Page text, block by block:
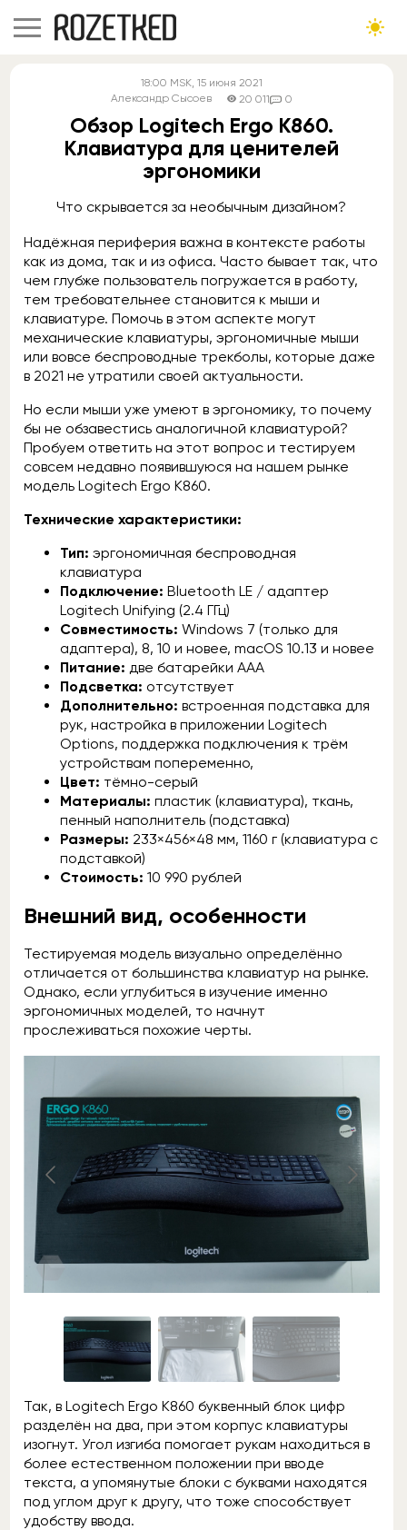
18:00 MSK, 15 июня 2021
Александр Сысоев
20 011 0
Обзор Logitech Ergo K860.
Клавиатура для ценителей
эргономики
Что скрывается за необычным дизайном?
Надёжная периферия важна в контексте работы
как из дома, так и из офиса. Часто бывает так, что
чем глубже пользователь погружается в работу,
тем требовательнее становится к мыши и
клавиатуре. Помочь в этом аспекте могут
механические клавиатуры, эргономичные мыши
или вовсе беспроводные трекболы, которые даже
в 2021 не утратили своей актуальности.
Но если мыши уже умеют в эргономику, то почему
бы не обзавестись аналогичной клавиатурой?
Пробуем ответить на этот вопрос и тестируем
совсем недавно появившуюся на нашем рынке
модель Logitech Ergo K860.
Технические характеристики:
Тип: эргономичная беспроводная
клавиатура
Подключение: Bluetooth LE / адаптер
Logitech Unifying (2.4 ГГц)
Совместимость: Windows 7 (только для
адаптера), 8, 10 и новее, macOS 10.13 и новее
Питание: две батарейки ААА
Подсветка: отсутствует
Дополнительно: встроенная подставка для
рук, настройка в приложении Logitech
Options, поддержка подключения к трём
устройствам попеременно,
Цвет: тёмно-серый
Материалы: пластик (клавиатура), ткань,
пенный наполнитель (подставка)
Размеры: 233×456×48 мм, 1160 г (клавиатура с
подставкой)
Стоимость: 10 990 рублей
Внешний вид, особенности
Тестируемая модель визуально определённо
отличается от большинства клавиатур на рынке.
Однако, если углубиться в изучение именно
эргономичных моделей, то начнут
прослеживаться похожие черты.
Так, в Logitech Ergo K860 буквенный блок цифр
разделён на два, при этом корпус клавиатуры
изогнут. Угол изгиба помогает рукам находиться в
более естественном положении при вводе
текста, а упомянутые блоки с буквами находятся
под углом друг к другу, что тоже способствует
удобству ввода.